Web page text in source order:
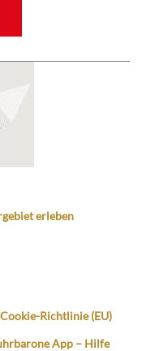
erleben
Cookie-Richtlinie (EU)
App – Hilfe